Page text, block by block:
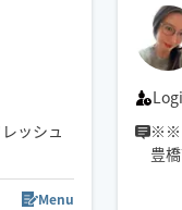
案させ
す🐶😺
※他
く
ッシュ
リート
Menu
※※
豊